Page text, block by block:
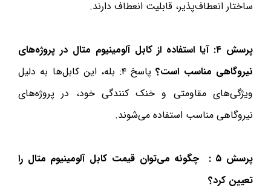
ساختار انعطاف‌پذیر، قابلیت انعطاف دارند.
پرسش ۴ :آیا استفاده از کابل آلومینیوم متال در پروژه‌های
نیروگاهی مناسب است؟
پاسخ ۴: بله، این کابل‌ها به دلیل
ویژگی‌های مقاومتی و خنک کنندگی خود، در پروژه‌های
نیروگاهی مناسب استفاده می‌شوند.
پرسش ۵ :
چگونه می‌توان قیمت کابل آلومینیوم متال را
تعیین کرد؟